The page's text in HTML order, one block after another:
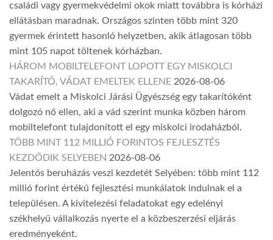
családi vagy gyermekvédelmi okok miatt továbbra is kórházi
ellátásban maradnak. Országos szinten több mint 320
gyermek érintett hasonló helyzetben, akik átlagosan több
mint 105 napot töltenek kórházban.
HÁROM MOBILTELEFONT LOPOTT EGY MISKOLCI
TAKARÍTÓ, VÁDAT EMELTEK ELLENE 2026-08-06
Vádat emelt a Miskolci Járási Ügyészség egy takarítóként
dolgozó nő ellen, aki a vád szerint munka közben három
mobiltelefont tulajdonított el egy miskolci irodaházból.
TÖBB MINT 112 MILLIÓ FORINTOS FEJLESZTÉS
KEZDŐDIK SELYEBEN 2026-08-06
Jelentős beruházás veszi kezdetét Selyében: több mint 112
millió forint értékű fejlesztési munkálatok indulnak el a
településen. A kivitelezési feladatokat egy edelényi
székhelyű vállalkozás nyerte el a közbeszerzési eljárás
eredményeként.